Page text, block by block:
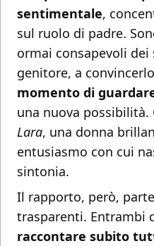
sentimentale,
sul ruolo di padre.
ormai consapevoli
genitore, a
momento di
una nuova possibilità.
Lara, una donna
entusiasmo con cui
sintonia.
Il rapporto, però,
trasparenti. Entrambi
raccontare subito